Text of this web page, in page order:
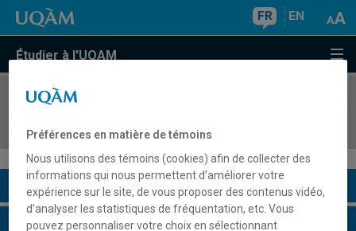
FR EN
Étudier à l'UQAM
COURS//
Description du cours
Horaire - Été 2026
Préférences en matière de témoins
Nous utilisons des témoins (cookies) afin de collecter des
informations qui nous permettent d’améliorer votre
expérience sur le site, de vous proposer des contenus vidéo,
d’analyser les statistiques de fréquentation, etc. Vous
pouvez personnaliser votre choix en sélectionnant